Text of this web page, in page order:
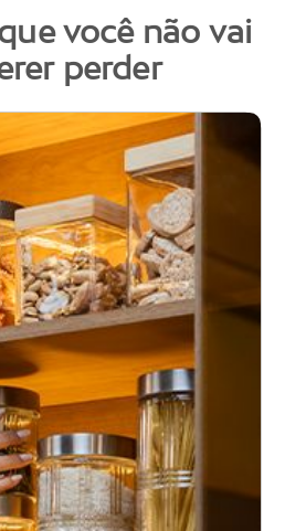
você não vai
perder